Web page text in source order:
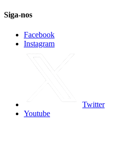
Siga-nos
Facebook
Instagram
Twitter
Youtube